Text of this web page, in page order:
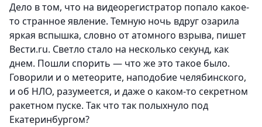
Дело в том, что на видеорегистратор попало какое-
то странное явление. Темную ночь вдруг озарила
яркая вспышка, словно от атомного взрыва, пишет
Вести.ru. Светло стало на несколько секунд, как
днем. Пошли спорить — что же это такое было.
Говорили и о метеорите, наподобие челябинского,
и об НЛО, разумеется, и даже о каком-то секретном
ракетном пуске. Так что так полыхнуло под
Екатеринбургом?